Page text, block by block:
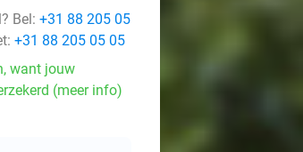
Bel: +31 88 205 05
+31 88 205 05 05
want jouw
(meer info)